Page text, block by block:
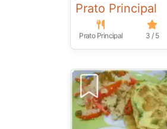
Prato Principal
Prato Principal 3 / 5